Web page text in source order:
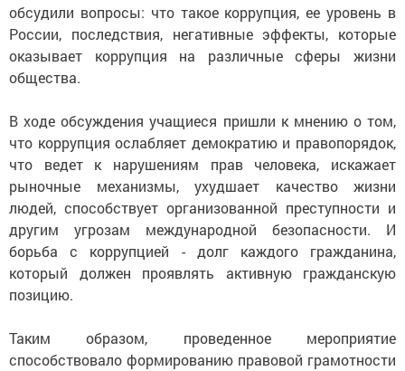
обсудили вопросы: что такое коррупция, ее уровень в
России, последствия, негативные эффекты, которые
оказывает коррупция на различные сферы жизни
общества.
В ходе обсуждения учащиеся пришли к мнению о том,
что коррупция ослабляет демократию и правопорядок,
что ведет к нарушениям прав человека, искажает
рыночные механизмы, ухудшает качество жизни
людей, способствует организованной преступности и
другим угрозам международной безопасности. И
борьба с коррупцией - долг каждого гражданина,
который должен проявлять активную гражданскую
позицию.
Таким образом, проведенное мероприятие
способствовало формированию правовой грамотности